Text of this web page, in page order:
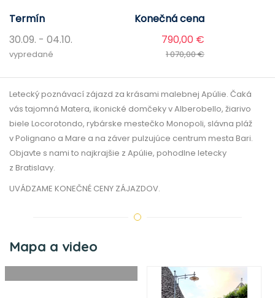
Termín
Konečná cena
30.09. - 04.10.
790,00 €
1 070,00 €
vypredané
Letecký poznávací zájazd za krásami malebnej Apúlie. Čaká
vás tajomná Matera, ikonické domčeky v Alberobello, žiarivo
biele Locorotondo, rybárske mestečko Monopoli, slávna pláž
v Polignano a Mare a na záver pulzujúce centrum mesta Bari.
Objavte s nami to najkrajšie z Apúlie, pohodlne letecky
z Bratislavy.
UVÁDZAME KONEČNÉ CENY ZÁJAZDOV.
Mapa a video
+